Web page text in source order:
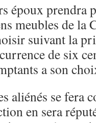
époux prendra
meubles de la
suivant la
de six
a son
aliénés se fera
en sera